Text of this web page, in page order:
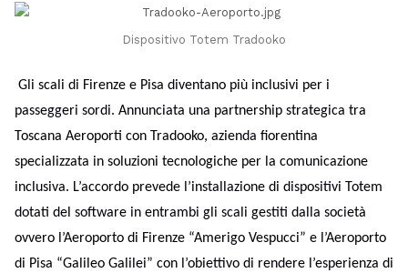
Dispositivo Totem Tradooko
Gli scali di Firenze e Pisa diventano più inclusivi per i
passeggeri sordi. Annunciata una partnership strategica tra
Toscana Aeroporti con Tradooko, azienda fiorentina
specializzata in soluzioni tecnologiche per la comunicazione
inclusiva. L’accordo prevede l’installazione di dispositivi Totem
dotati del software in entrambi gli scali gestiti dalla società
ovvero l’Aeroporto di Firenze “Amerigo Vespucci” e l’Aeroporto
di Pisa “Galileo Galilei” con l’obiettivo di rendere l’esperienza di